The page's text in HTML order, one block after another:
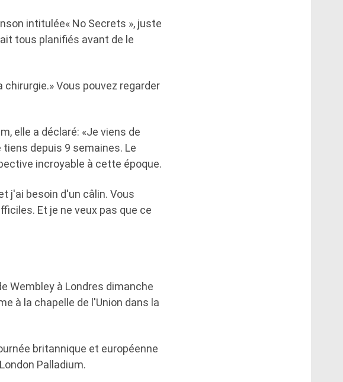
intitulée« No Secrets », juste
tous planifiés avant de le
Vous pouvez regarder
elle a déclaré: «Je viens de
depuis 9 semaines. Le
incroyable à cette époque.
j'ai besoin d'un câlin. Vous
Et je ne veux pas que ce
Wembley à Londres dimanche
à la chapelle de l'Union dans la
britannique et européenne
Palladium.